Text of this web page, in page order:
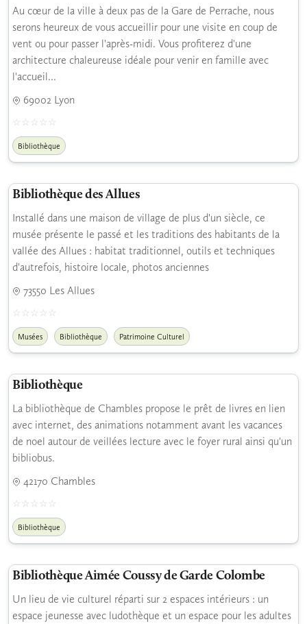
Au cœur de la ville à deux pas de la Gare de Perrache, nous
serons heureux de vous accueillir pour une visite en coup de
vent ou pour passer l'après-midi. Vous profiterez d'une
architecture chaleureuse idéale pour venir en famille avec
l'accueil...
69002 Lyon
Bibliothèque
Bibliothèque des Allues
Installé dans une maison de village de plus d'un siècle, ce
musée présente le passé et les traditions des habitants de la
vallée des Allues : habitat traditionnel, outils et techniques
d'autrefois, histoire locale, photos anciennes
73550 Les Allues
Musées Bibliothèque Patrimoine Culturel
Bibliothèque
La bibliothèque de Chambles propose le prêt de livres en lien
avec internet, des animations notamment avant les vacances
de noel autour de veillées lecture avec le foyer rural ainsi qu'un
bibliobus.
42170 Chambles
Bibliothèque
Bibliothèque Aimée Coussy de Garde Colombe
Un lieu de vie culturel réparti sur 2 espaces intérieurs : un
espace jeunesse avec ludothèque et un espace pour les adultes